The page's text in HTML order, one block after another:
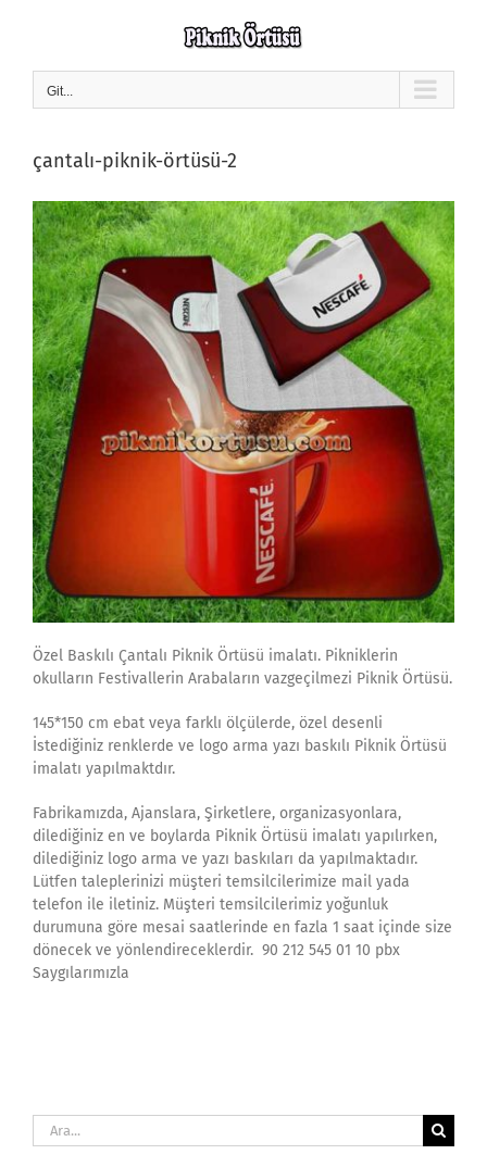
Git...
çantalı-piknik-örtüsü-2
Özel Baskılı Çantalı Piknik Örtüsü imalatı. Pikniklerin
okulların Festivallerin Arabaların vazgeçilmezi Piknik Örtüsü.
145*150 cm ebat veya farklı ölçülerde, özel desenli
İstediğiniz renklerde ve logo arma yazı baskılı Piknik Örtüsü
imalatı yapılmaktdır.
Fabrikamızda, Ajanslara, Şirketlere, organizasyonlara,
dilediğiniz en ve boylarda Piknik Örtüsü imalatı yapılırken,
dilediğiniz logo arma ve yazı baskıları da yapılmaktadır.
Lütfen taleplerinizi müşteri temsilcilerimize mail yada
telefon ile iletiniz. Müşteri temsilcilerimiz yoğunluk
durumuna göre mesai saatlerinde en fazla 1 saat içinde size
dönecek ve yönlendireceklerdir. 90 212 545 01 10 pbx
Saygılarımızla
Ara: